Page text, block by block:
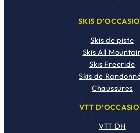
SKIS
Skis de piste
Skis All
Skis Freeride
Skis de
Chaussures
VTT
VTT DH